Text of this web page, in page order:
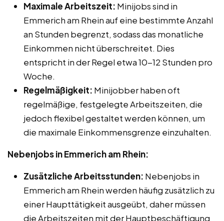
Maximale Arbeitszeit: Minijobs sind in
Emmerich am Rhein auf eine bestimmte Anzahl
an Stunden begrenzt, sodass das monatliche
Einkommen nicht überschreitet. Dies
entspricht in der Regel etwa 10-12 Stunden pro
Woche.
Regelmäßigkeit: Minijobber haben oft
regelmäßige, festgelegte Arbeitszeiten, die
jedoch flexibel gestaltet werden können, um
die maximale Einkommensgrenze einzuhalten.
Nebenjobs in Emmerich am Rhein:
Zusätzliche Arbeitsstunden: Nebenjobs in
Emmerich am Rhein werden häufig zusätzlich zu
einer Haupttätigkeit ausgeübt, daher müssen
die Arbeitszeiten mit der Hauptbeschäftigung